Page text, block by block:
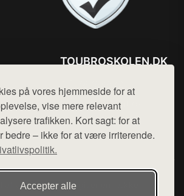
på vores hjemmeside for at
vise mere relevant
trafikken. Kort sagt: for at
bedre – ikke for at være irriterende.
Accepter alle
TOUBROSKOLEN.DK
Mail: hej@want.dk
Cookie- og privatlivspolitik
af want.dk, der udgiver en række